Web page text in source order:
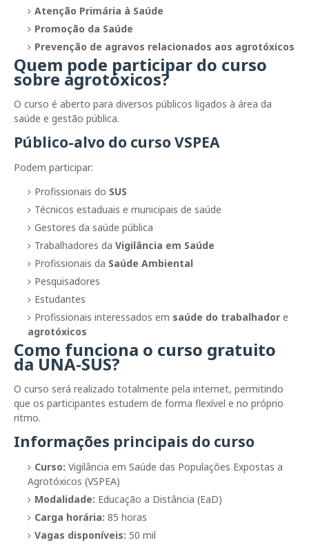
Atenção Primária à Saúde
Promoção da Saúde
Prevenção de agravos relacionados aos agrotóxicos
Quem pode participar do curso
sobre agrotóxicos?
O curso é aberto para diversos públicos ligados à área da
saúde e gestão pública.
Público-alvo do curso VSPEA
Podem participar:
Profissionais do SUS
Técnicos estaduais e municipais de saúde
Gestores da saúde pública
Trabalhadores da Vigilância em Saúde
Profissionais da Saúde Ambiental
Pesquisadores
Estudantes
Profissionais interessados em saúde do trabalhador e
agrotóxicos
Como funciona o curso gratuito
da UNA-SUS?
O curso será realizado totalmente pela internet, permitindo
que os participantes estudem de forma flexível e no próprio
ritmo.
Informações principais do curso
Curso: Vigilância em Saúde das Populações Expostas a
Agrotóxicos (VSPEA)
Modalidade: Educação a Distância (EaD)
Carga horária: 85 horas
Vagas disponíveis: 50 mil